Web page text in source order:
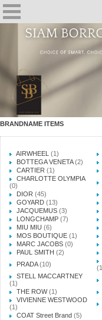
BRANDNAME ITEMS
AIRWHEEL (1)
BOTTEGA VENETA(2)
CARTIER (1)
CHARLOTTE OLYMPIA
(0)
DIOR (45)
GOYARD (13)
JACQUEMUS (3)
LONGCHAMP (7)
MIU MIU (6)
MOS BOUTIQUE (1)
MARC JACOBS (0)
PAUL SMITH (2)
PRADA(10)
STELL MACCARTNEY
(1)
THE ROW(1)
VIVIENNE WESTWOOD
(1)
COAT Street Brand (5)